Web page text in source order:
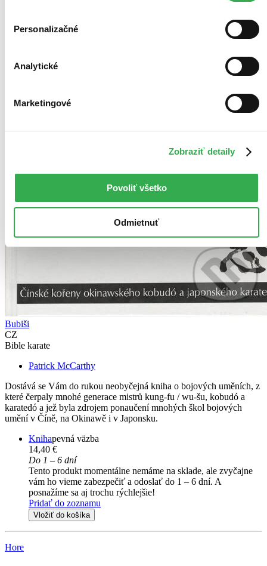
Personalizačné
Analytické
Marketingové
Zobraziť detaily
Povoliť všetko
Odmietnuť
Bubiši
CZ
Bible karate
Patrick McCarthy
Dostává se Vám do rukou neobyčejná kniha o bojových uměních, z
které čerpaly mnohé generace mistrů kung-fu / wu-šu, kobudó a
karatedó a jež byla zdrojem ponaučení mnohých škol bojových
umění v Číně, na Okinawě i v Japonsku.
Knihapevná väzba
14,40 €
Do 1 – 6 dní
Tento produkt momentálne nemáme na sklade, ale zvyčajne
vám ho vieme zabezpečiť a odoslať do 1 – 6 dní. A
posnažíme sa aj trochu rýchlejšie!
Pridať do zoznamu
Vložiť do košíka
Hore